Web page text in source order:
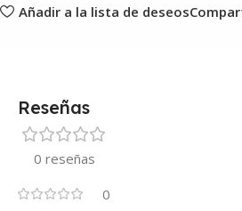
Añadir a la lista de deseos
Reseñas
0 reseñas
0